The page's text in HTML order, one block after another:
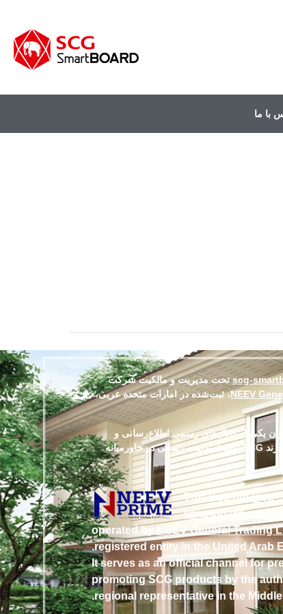
با ما
scg-تحت مدیریت و مالکیت شرکت
NEEV، ثبت‌شده در امارات متحده عربی،
یکی از کانال‌های رسمی اطلاع‌رسانی و
معرفی محصولات برند SCG توسط نماینده رسمی در خاورمیانه
This website (scg-
smartboard.com
operated by NEEV General Trading
registered entity in the United Arab
It serves as an official channel for
promoting SCG products by the
regional representative in the Middle